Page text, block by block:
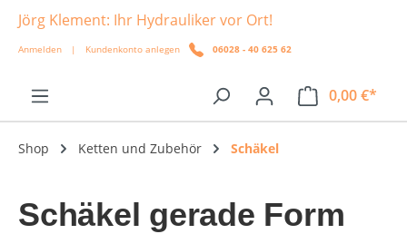
springen
Jörg Klement: Ihr Hydrauliker vor Ort!
Anmelden | Kundenkonto anlegen 06028 - 40 625 62
0,00 €*
Shop Ketten und Zubehör Schäkel
Schäkel gerade Form